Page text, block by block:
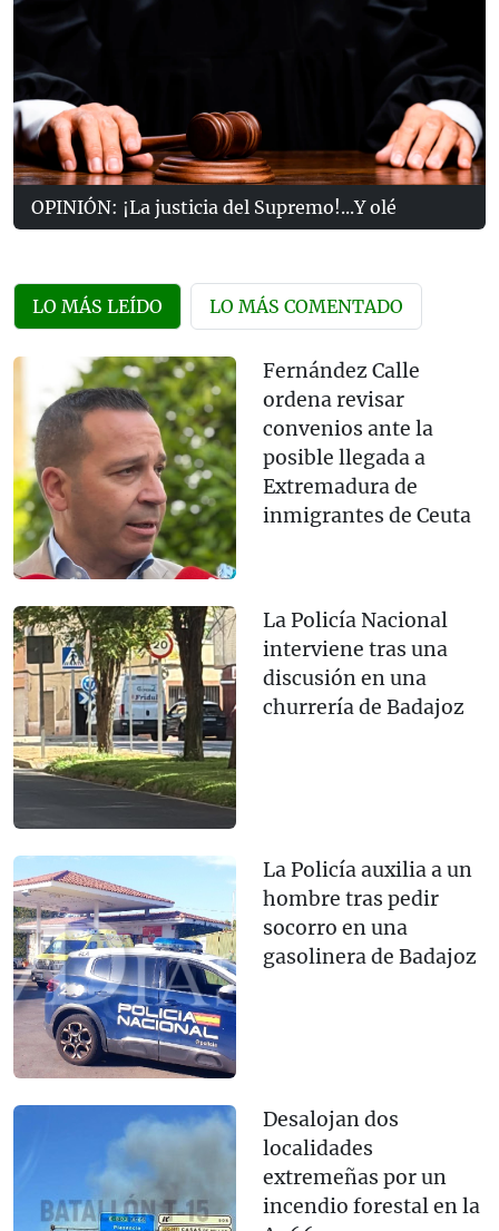
OPINIÓN: ¡La justicia del Supremo!...Y olé
LO MÁS LEÍDO LO MÁS COMENTADO
Fernández Calle
ordena revisar
convenios ante la
posible llegada a
Extremadura de
inmigrantes de Ceuta
La Policía Nacional
interviene tras una
discusión en una
churrería de Badajoz
La Policía auxilia a un
hombre tras pedir
socorro en una
gasolinera de Badajoz
Desalojan dos
localidades
extremeñas por un
incendio forestal en la